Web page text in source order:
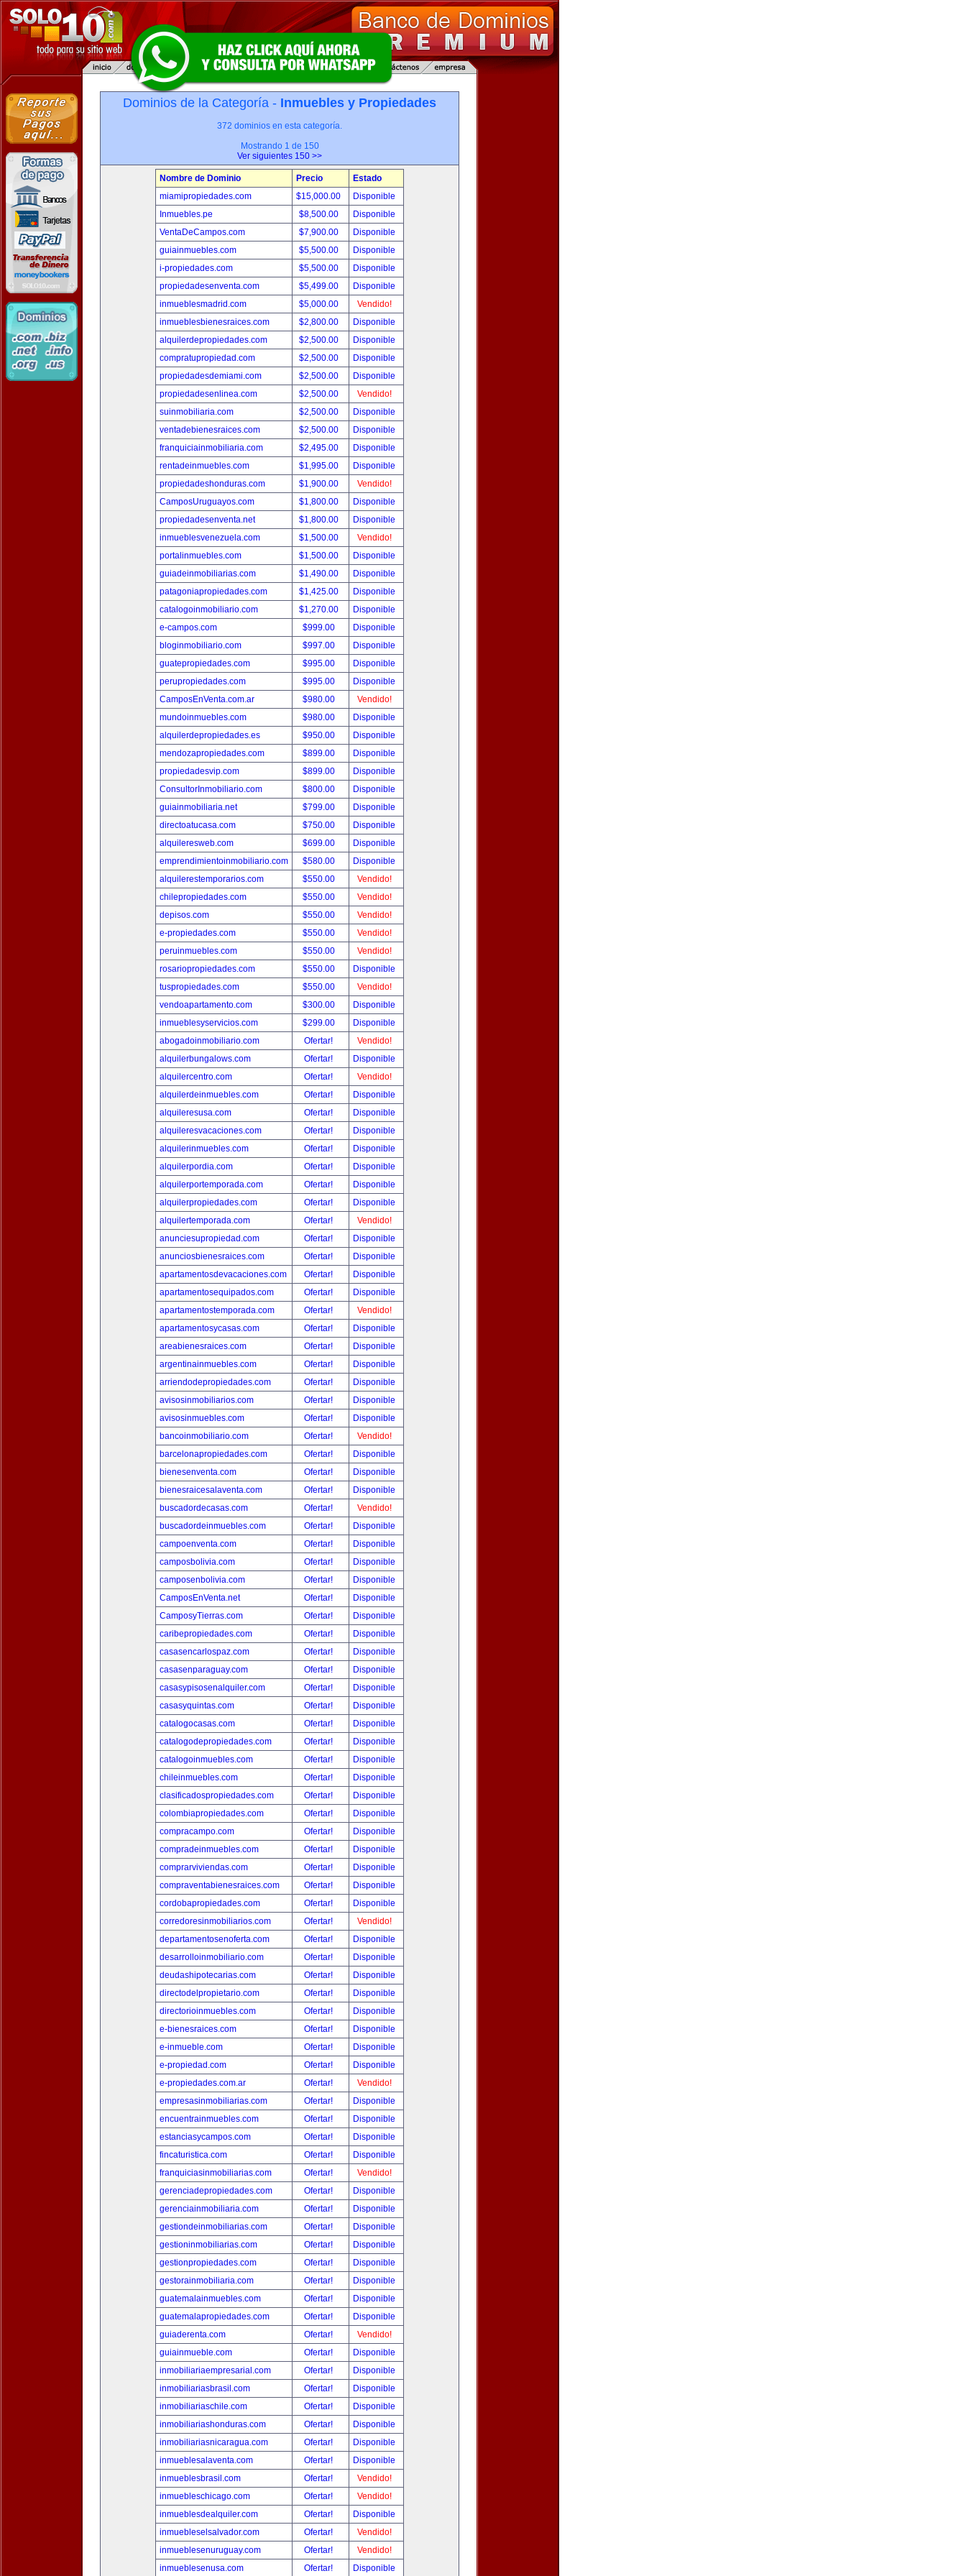
Dominios de la Categoría - Inmuebles y Propiedades
372 dominios en esta categoría.
Mostrando 1 de 150
Ver siguientes 150 >>
Nombre de Dominio Precio
Estado
miamipropiedades.com
$15,000.00
Disponible
Inmuebles.pe
$8,500.00
Disponible
VentaDeCampos.com
$7,900.00
Disponible
guiainmuebles.com
$5,500.00
Disponible
i-propiedades.com
$5,500.00
Disponible
propiedadesenventa.com
$5,499.00
Disponible
inmueblesmadrid.com
$5,000.00
Vendido!
inmueblesbienesraices.com
$2,800.00
Disponible
alquilerdepropiedades.com
$2,500.00
Disponible
compratupropiedad.com
$2,500.00
Disponible
propiedadesdemiami.com
$2,500.00
Disponible
propiedadesenlinea.com
$2,500.00
Vendido!
suinmobiliaria.com
$2,500.00
Disponible
ventadebienesraices.com
$2,500.00
Disponible
franquiciainmobiliaria.com
$2,495.00
Disponible
rentadeinmuebles.com
$1,995.00
Disponible
propiedadeshonduras.com
$1,900.00
Vendido!
CamposUruguayos.com
$1,800.00
Disponible
propiedadesenventa.net
$1,800.00
Disponible
inmueblesvenezuela.com
$1,500.00
Vendido!
portalinmuebles.com
$1,500.00
Disponible
guiadeinmobiliarias.com
$1,490.00
Disponible
patagoniapropiedades.com
$1,425.00
Disponible
catalogoinmobiliario.com
$1,270.00
Disponible
e-campos.com
$999.00
Disponible
bloginmobiliario.com
$997.00
Disponible
guatepropiedades.com
$995.00
Disponible
perupropiedades.com
$995.00
Disponible
CamposEnVenta.com.ar
$980.00
Vendido!
mundoinmuebles.com
$980.00
Disponible
alquilerdepropiedades.es
$950.00
Disponible
mendozapropiedades.com
$899.00
Disponible
propiedadesvip.com
$899.00
Disponible
ConsultorInmobiliario.com
$800.00
Disponible
guiainmobiliaria.net
$799.00
Disponible
directoatucasa.com
$750.00
Disponible
alquileresweb.com
$699.00
Disponible
emprendimientoinmobiliario.com
$580.00
Disponible
alquilerestemporarios.com
$550.00
Vendido!
chilepropiedades.com
$550.00
Vendido!
depisos.com
$550.00
Vendido!
e-propiedades.com
$550.00
Vendido!
peruinmuebles.com
$550.00
Vendido!
rosariopropiedades.com
$550.00
Disponible
tuspropiedades.com
$550.00
Vendido!
vendoapartamento.com
$300.00
Disponible
inmueblesyservicios.com
$299.00
Disponible
abogadoinmobiliario.com
Ofertar!
Vendido!
alquilerbungalows.com
Ofertar!
Disponible
alquilercentro.com
Ofertar!
Vendido!
alquilerdeinmuebles.com
Ofertar!
Disponible
alquileresusa.com
Ofertar!
Disponible
alquileresvacaciones.com
Ofertar!
Disponible
alquilerinmuebles.com
Ofertar!
Disponible
alquilerpordia.com
Ofertar!
Disponible
alquilerportemporada.com
Ofertar!
Disponible
alquilerpropiedades.com
Ofertar!
Disponible
alquilertemporada.com
Ofertar!
Vendido!
anunciesupropiedad.com
Ofertar!
Disponible
anunciosbienesraices.com
Ofertar!
Disponible
apartamentosdevacaciones.com
Ofertar!
Disponible
apartamentosequipados.com
Ofertar!
Disponible
apartamentostemporada.com
Ofertar!
Vendido!
apartamentosycasas.com
Ofertar!
Disponible
areabienesraices.com
Ofertar!
Disponible
argentinainmuebles.com
Ofertar!
Disponible
arriendodepropiedades.com
Ofertar!
Disponible
avisosinmobiliarios.com
Ofertar!
Disponible
avisosinmuebles.com
Ofertar!
Disponible
bancoinmobiliario.com
Ofertar!
Vendido!
barcelonapropiedades.com
Ofertar!
Disponible
bienesenventa.com
Ofertar!
Disponible
bienesraicesalaventa.com
Ofertar!
Disponible
buscadordecasas.com
Ofertar!
Vendido!
buscadordeinmuebles.com
Ofertar!
Disponible
campoenventa.com
Ofertar!
Disponible
camposbolivia.com
Ofertar!
Disponible
camposenbolivia.com
Ofertar!
Disponible
CamposEnVenta.net
Ofertar!
Disponible
CamposyTierras.com
Ofertar!
Disponible
caribepropiedades.com
Ofertar!
Disponible
casasencarlospaz.com
Ofertar!
Disponible
casasenparaguay.com
Ofertar!
Disponible
casasypisosenalquiler.com
Ofertar!
Disponible
casasyquintas.com
Ofertar!
Disponible
catalogocasas.com
Ofertar!
Disponible
catalogodepropiedades.com
Ofertar!
Disponible
catalogoinmuebles.com
Ofertar!
Disponible
chileinmuebles.com
Ofertar!
Disponible
clasificadospropiedades.com
Ofertar!
Disponible
colombiapropiedades.com
Ofertar!
Disponible
compracampo.com
Ofertar!
Disponible
compradeinmuebles.com
Ofertar!
Disponible
comprarviviendas.com
Ofertar!
Disponible
compraventabienesraices.com
Ofertar!
Disponible
cordobapropiedades.com
Ofertar!
Disponible
corredoresinmobiliarios.com
Ofertar!
Vendido!
departamentosenoferta.com
Ofertar!
Disponible
desarrolloinmobiliario.com
Ofertar!
Disponible
deudashipotecarias.com
Ofertar!
Disponible
directodelpropietario.com
Ofertar!
Disponible
directorioinmuebles.com
Ofertar!
Disponible
e-bienesraices.com
Ofertar!
Disponible
e-inmueble.com
Ofertar!
Disponible
e-propiedad.com
Ofertar!
Disponible
e-propiedades.com.ar
Ofertar!
Vendido!
empresasinmobiliarias.com
Ofertar!
Disponible
encuentrainmuebles.com
Ofertar!
Disponible
estanciasycampos.com
Ofertar!
Disponible
fincaturistica.com
Ofertar!
Disponible
franquiciasinmobiliarias.com
Ofertar!
Vendido!
gerenciadepropiedades.com
Ofertar!
Disponible
gerenciainmobiliaria.com
Ofertar!
Disponible
gestiondeinmobiliarias.com
Ofertar!
Disponible
gestioninmobiliarias.com
Ofertar!
Disponible
gestionpropiedades.com
Ofertar!
Disponible
gestorainmobiliaria.com
Ofertar!
Disponible
guatemalainmuebles.com
Ofertar!
Disponible
guatemalapropiedades.com
Ofertar!
Disponible
guiaderenta.com
Ofertar!
Vendido!
guiainmueble.com
Ofertar!
Disponible
inmobiliariaempresarial.com
Ofertar!
Disponible
inmobiliariasbrasil.com
Ofertar!
Disponible
inmobiliariaschile.com
Ofertar!
Disponible
inmobiliariashonduras.com
Ofertar!
Disponible
inmobiliariasnicaragua.com
Ofertar!
Disponible
inmueblesalaventa.com
Ofertar!
Disponible
inmueblesbrasil.com
Ofertar!
Vendido!
inmuebleschicago.com
Ofertar!
Vendido!
inmueblesdealquiler.com
Ofertar!
Disponible
inmuebleselsalvador.com
Ofertar!
Vendido!
inmueblesenuruguay.com
Ofertar!
Vendido!
inmueblesenusa.com
Ofertar! Disponible